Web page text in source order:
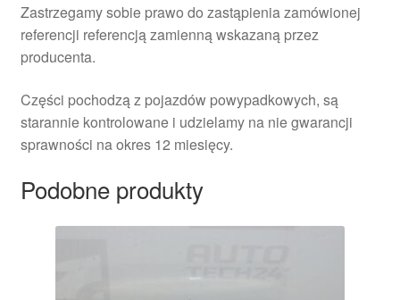
Zastrzegamy sobie prawo do zastąpienia zamówionej
referencji referencją zamienną wskazaną przez
producenta.
Części pochodzą z pojazdów powypadkowych, są
starannie kontrolowane i udzielamy na nie gwarancji
sprawności na okres 12 miesięcy.
Podobne produkty